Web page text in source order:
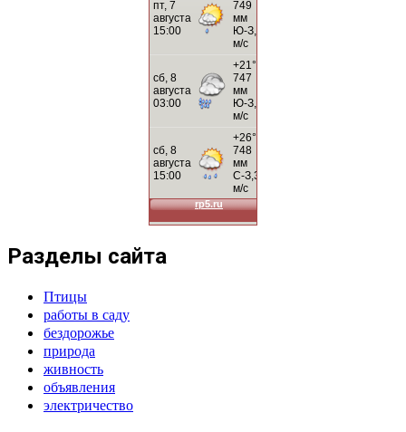
Разделы сайта
Птицы
работы в саду
бездорожье
природа
живность
объявления
электричество